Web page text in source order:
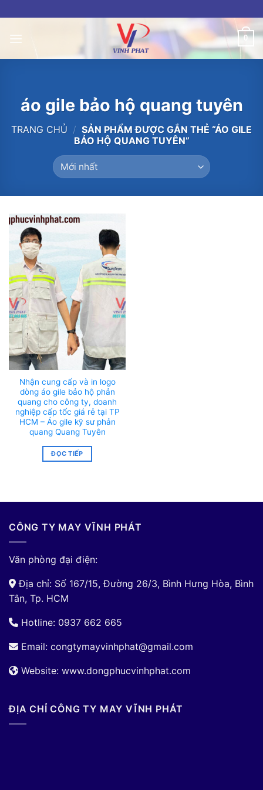
to
content
0
áo gile bảo hộ quang tuyên
TRANG CHỦ / SẢN PHẨM ĐƯỢC GẮN THẺ “ÁO GILE
BẢO HỘ QUANG TUYÊN”
Nhận cung cấp và in logo
dòng áo gile bảo hộ phản
quang cho công ty, doanh
nghiệp cấp tốc giá rẻ tại TP
HCM – Áo gile kỹ sư phản
quang Quang Tuyên
ĐỌC TIẾP
CÔNG TY MAY VĨNH PHÁT
Văn phòng đại điện:
Địa chỉ: Số 167/15, Đường 26/3, Bình Hưng Hòa, Bình
Tân, Tp. HCM
Hotline: 0937 662 665
Email: congtymayvinhphat@gmail.com
Website: www.dongphucvinhphat.com
ĐỊA CHỈ CÔNG TY MAY VĨNH PHÁT